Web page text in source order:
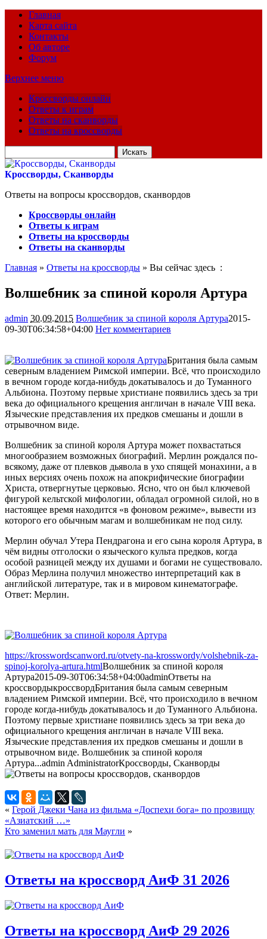
Главная
Карта сайта
Контакты
Об авторе
Форум
Верхнее меню
Кроссворды онлайн
Ответы к играм
Ответы на сканворды
Ответы на кроссворды
для:
Кроссворды, Сканворды
Ответы на вопросы кроссвордов, сканвордов
Кроссворды онлайн
Ответы к играм
Ответы на кроссворды
Ответы на сканворды
Главная » Ответы на кроссворды » Вы сейчас здесь :
Волшебник за спиной короля Артура
admin 30.09.2015 Волшебник за спиной короля Артура2015-
09-30T06:34:58+04:00 Нет комментариев
Британия была самым
северным владением Римской империи. Всё, что происходило
в вечном городе когда-нибудь докатывалось и до Туманного
Альбиона. Поэтому первые христиане появились здесь за три
века до официального крещения англичан в начале VIII века.
Языческие представления их предков смешаны и дошли в
отрывочном виде.
Волшебник за спиной короля Артура может похвастаться
многообразием возможных биографий. Мерлин рождался по-
всякому, даже от плевков дьявола в ухо спящей монахини, а в
иных версиях очень похож на апокрифические биографии
Христа, отвергнутые церковью. Ясно, что он был ключевой
фигурой кельтской мифологии, обладал огромной силой, но в
настоящее время находится «в фоновом режиме», вывести из
которого его обычным магам и волшебникам не под силу.
Мерлин обучал Утера Пендрагона и его сына короля Артура, в
чём видны отголоски о языческого культа предков, когда
особой разницей между их душами и богами не существовало.
Образ Мерлина получил множество интерпретаций как в
английской литературе, так и в мировом кинематографе.
Ответ: Мерлин.
https://krosswordscanword.ru/otvety-na-krosswordy/volshebnik-za-
spinoj-korolya-artura.htmlВолшебник за спиной короля
Артура2015-09-30T06:34:58+04:00adminОтветы на
кроссвордыкроссвордБритания была самым северным
владением Римской империи. Всё, что происходило в вечном
городе когда-нибудь докатывалось и до Туманного Альбиона.
Поэтому первые христиане появились здесь за три века до
официального крещения англичан в начале VIII века.
Языческие представления их предков смешаны и дошли в
отрывочном виде. Волшебник за спиной короля
Артура...admin AdministratorКроссворды, Сканворды
« Герой Джеки Чана из фильма «Доспехи бога» по прозвищу
«Азиатский …»
Кто заменил мать для Маугли »
Ответы на кроссворд АиФ 31 2026
Ответы на кроссворд АиФ 29 2026